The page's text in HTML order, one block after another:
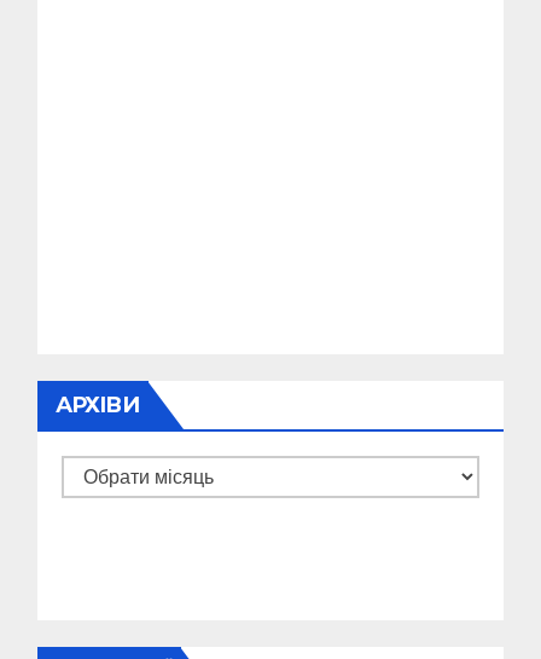
АРХІВИ
Архіви